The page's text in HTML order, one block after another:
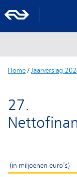
Home/ Jaarverslag
27.
(in miljoenen euro's)